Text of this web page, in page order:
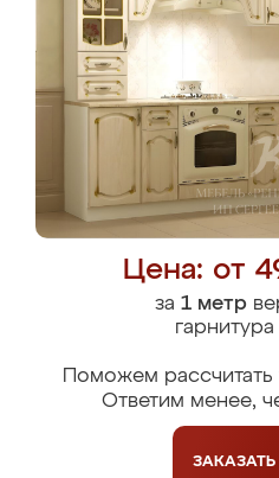
Цена: от
за 1 метр
Поможем рассчитать
Ответим менее,
ЗАКАЗАТЬ